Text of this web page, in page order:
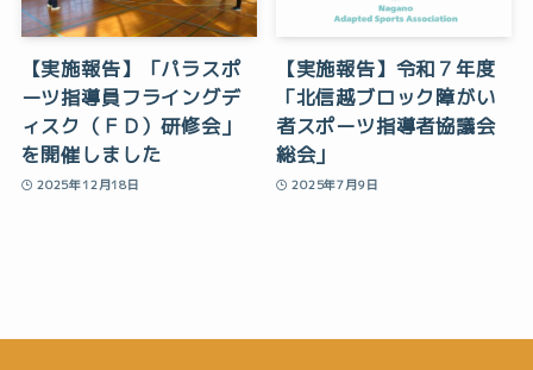
【実施報告】「パラスポ
ーツ指導員フライングデ
ィスク（ＦＤ）研修会」
を開催しました
2025年12月18日
【実施報告】令和７年度
「北信越ブロック障がい
者スポーツ指導者協議会
総会」
2025年7月9日